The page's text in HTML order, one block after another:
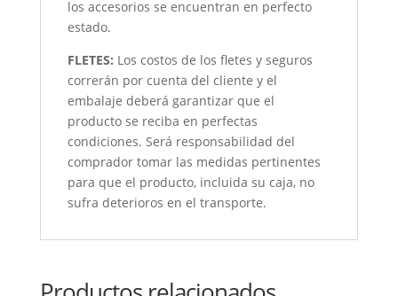
los accesorios se encuentran en perfecto
estado.
FLETES: Los costos de los fletes y seguros
correrán por cuenta del cliente y el
embalaje deberá garantizar que el
producto se reciba en perfectas
condiciones. Será responsabilidad del
comprador tomar las medidas pertinentes
para que el producto, incluida su caja, no
sufra deterioros en el transporte.